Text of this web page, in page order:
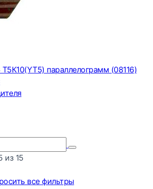
Т5К10(YT5) параллелограмм (08116)
из 15
все фильтры